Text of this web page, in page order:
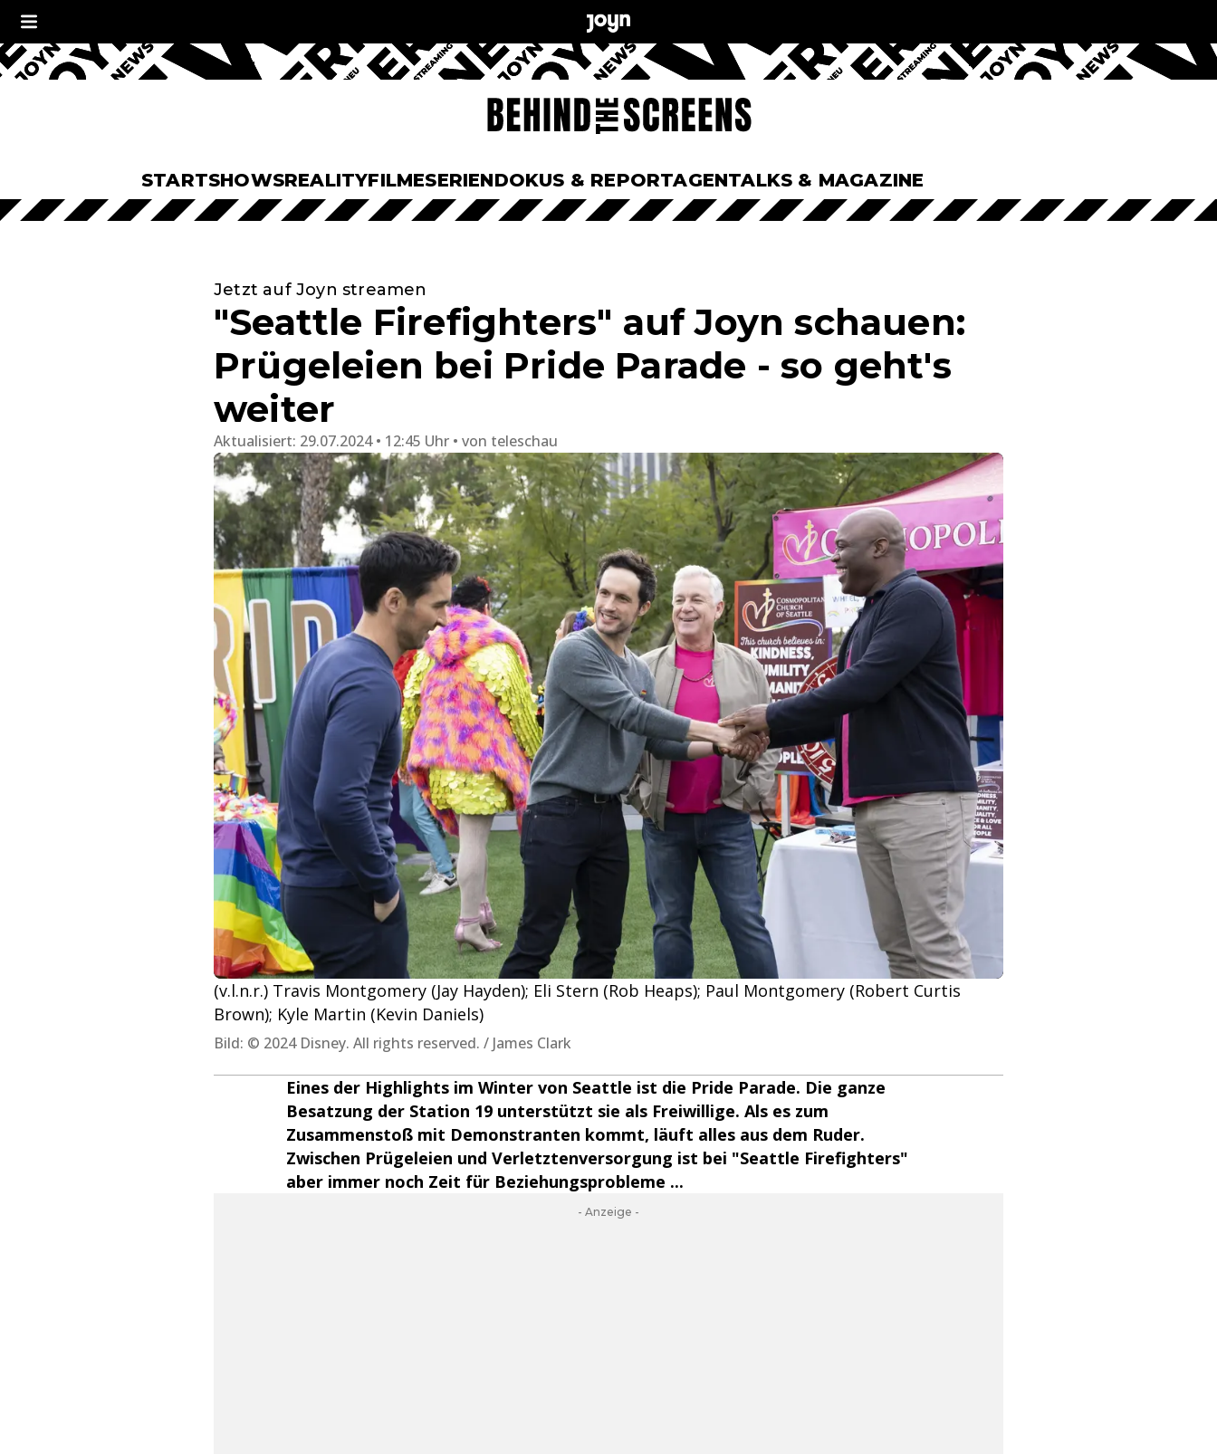
STARTSHOWSREALITYFILMESERIENDOKUS & REPORTAGENTALKS & MAGAZINE
Jetzt auf Joyn streamen
"Seattle Firefighters" auf Joyn schauen:
Prügeleien bei Pride Parade - so geht's
weiter
Aktualisiert: 29.07.2024 • 12:45 Uhr von teleschau
(v.l.n.r.) Travis Montgomery (Jay Hayden); Eli Stern (Rob Heaps); Paul Montgomery (Robert Curtis
Brown); Kyle Martin (Kevin Daniels)
Bild: © 2024 Disney. All rights reserved. / James Clark
Eines der Highlights im Winter von Seattle ist die Pride Parade. Die ganze
Besatzung der Station 19 unterstützt sie als Freiwillige. Als es zum
Zusammenstoß mit Demonstranten kommt, läuft alles aus dem Ruder.
Zwischen Prügeleien und Verletztenversorgung ist bei "Seattle Firefighters"
aber immer noch Zeit für Beziehungsprobleme ...
- Anzeige -